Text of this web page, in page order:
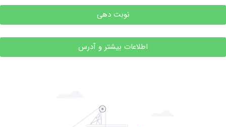
نوبت دهی
اطلاعات بیشتر و آدرس